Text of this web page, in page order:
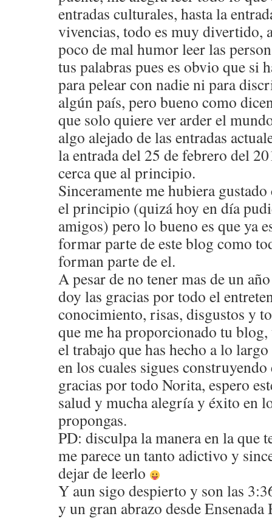
entradas culturales, hasta la
vivencias, todo es muy divertido,
poco de mal humor leer las
tus palabras pues es obvio que si
para pelear con nadie ni para
algún país, pero bueno como
que solo quiere ver arder el
algo alejado de las entradas
la entrada del 25 de febrero del
cerca que al principio.
Sinceramente me hubiera
el principio (quizá hoy en día
amigos) pero lo bueno es que ya
formar parte de este blog como
forman parte de el.
A pesar de no tener mas de un
doy las gracias por todo el
conocimiento, risas, disgustos y
que me ha proporcionado tu
el trabajo que has hecho a lo
en los cuales sigues construyendo
gracias por todo Norita, espero
salud y mucha alegría y éxito en
propongas.
PD: disculpa la manera en la que
me parece un tanto adictivo y
dejar de leerlo
Y aun sigo despierto y son las
y un gran abrazo desde